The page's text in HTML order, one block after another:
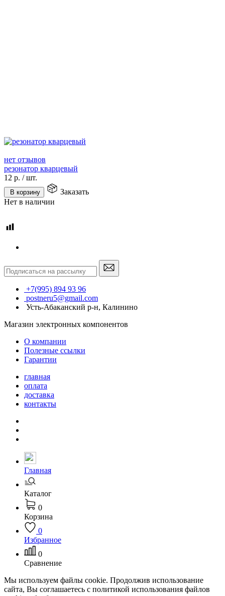
нет отзывов
резонатор кварцевый
12 р. /шт.
В корзину
Заказать
Нет в наличии
+7(995) 894 93 96
postneru5@gmail.com
Усть-Абаканский р-н, Калинино
Магазин электронных компонентов
О компании
Полезные ссылки
Гарантии
главная
оплата
доставка
контакты
Главная
Каталог
0
Корзина
0
Избранное
0
Сравнение
Мы используем файлы cookie. Продолжив использование
сайта, Вы соглашаетесь с политикой использования файлов